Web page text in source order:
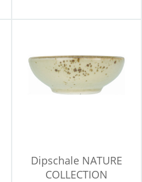
Dipschale NATURE
COLLECTION